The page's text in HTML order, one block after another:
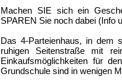
Machen SIE sich ein
SPAREN Sie noch dabei (Info
Das 4-Parteienhaus, in dem
ruhigen Seitenstraße mit
Einkaufsmöglichkeiten für
Grundschule sind in wenigen